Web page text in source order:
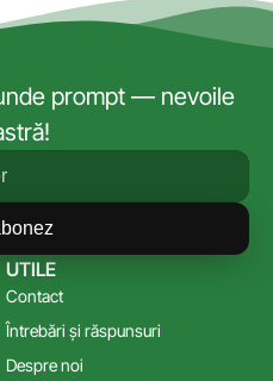
prompt — nevoile
UTILE
Contact
Întrebări și răspunsuri
Despre noi